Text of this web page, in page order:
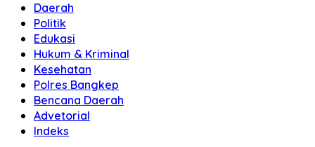
Daerah
Politik
Edukasi
Hukum & Kriminal
Kesehatan
Polres Bangkep
Bencana Daerah
Advetorial
Indeks